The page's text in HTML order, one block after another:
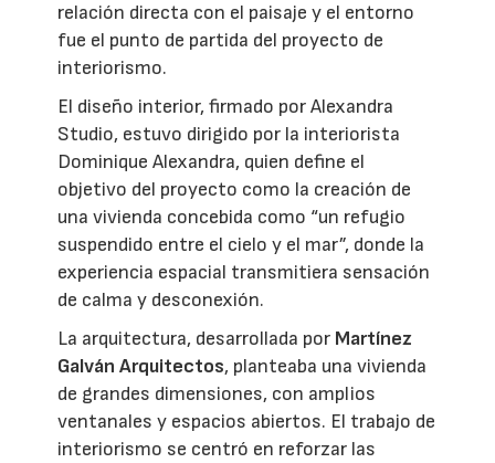
relación directa con el paisaje y el entorno
fue el punto de partida del proyecto de
interiorismo.
El diseño interior, firmado por Alexandra
Studio, estuvo dirigido por la interiorista
Dominique Alexandra, quien define el
objetivo del proyecto como la creación de
una vivienda concebida como “un refugio
suspendido entre el cielo y el mar”, donde la
experiencia espacial transmitiera sensación
de calma y desconexión.
La arquitectura, desarrollada por Martínez
Galván Arquitectos, planteaba una vivienda
de grandes dimensiones, con amplios
ventanales y espacios abiertos. El trabajo de
interiorismo se centró en reforzar las